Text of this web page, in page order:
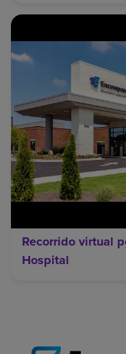
Recorrido virtual
Hospital